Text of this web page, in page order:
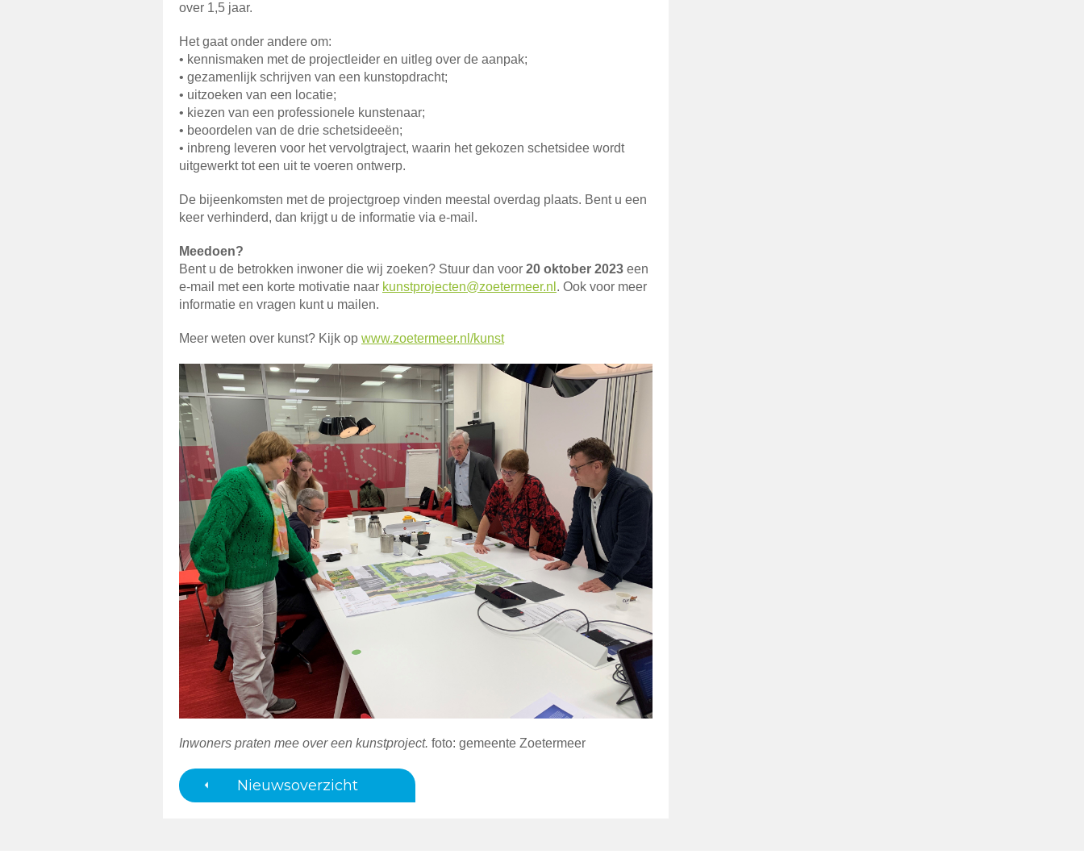
over 1,5 jaar.
Het gaat onder andere om:
• kennismaken met de projectleider en uitleg over de aanpak;
• gezamenlijk schrijven van een kunstopdracht;
• uitzoeken van een locatie;
• kiezen van een professionele kunstenaar;
• beoordelen van de drie schetsideeën;
• inbreng leveren voor het vervolgtraject, waarin het gekozen schetsidee wordt
uitgewerkt tot een uit te voeren ontwerp.
De bijeenkomsten met de projectgroep vinden meestal overdag plaats. Bent u een
keer verhinderd, dan krijgt u de informatie via e-mail.
Meedoen?
Bent u de betrokken inwoner die wij zoeken? Stuur dan voor 20 oktober 2023 een
e-mail met een korte motivatie naar kunstprojecten@zoetermeer.nl . Ook voor meer
informatie en vragen kunt u mailen.
Meer weten over kunst? Kijk op www.zoetermeer.nl/kunst
Inwoners praten mee over een kunstproject. foto: gemeente Zoetermeer
Nieuwsoverzicht